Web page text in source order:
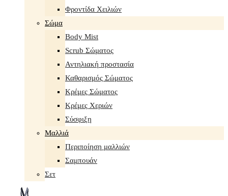
Φροντίδα Χειλιών
Σώμα
Body Mist
Scrub Σώματος
Αντηλιακή προστασία
Καθαρισμός Σώματος
Κρέμες Σώματος
Κρέμες Χεριών
Σύσφιξη
Mαλλιά
Περιποίηση μαλλιών
Σαμπουάν
Σετ